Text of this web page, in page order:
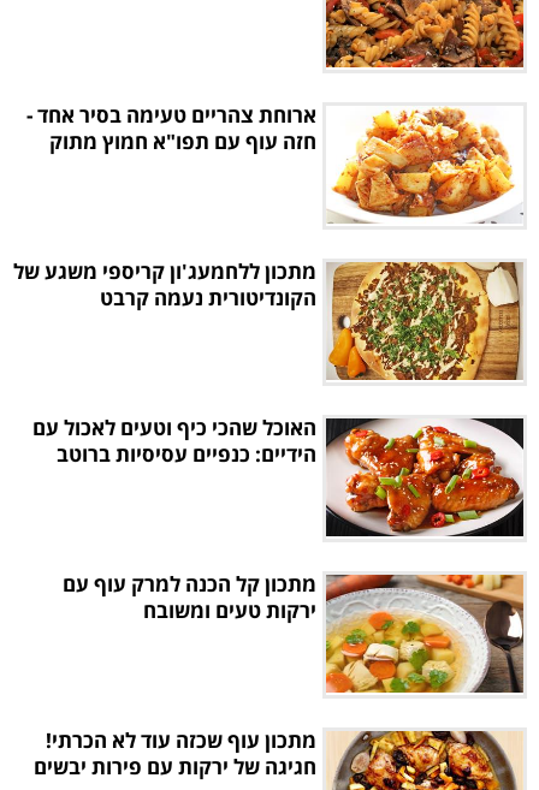
ארוחת צהריים טעימה בסיר אחד -
חזה עוף עם תפו"א חמוץ מתוק
מתכון ללחמעג'ון קריספי משגע של
הקונדיטורית נעמה קרבט
האוכל שהכי כיף וטעים לאכול עם
הידיים: כנפיים עסיסיות ברוטב
מתכון קל הכנה למרק עוף עם
ירקות טעים ומשובח
מתכון עוף שכזה עוד לא הכרתי!
חגיגה של ירקות עם פירות יבשים